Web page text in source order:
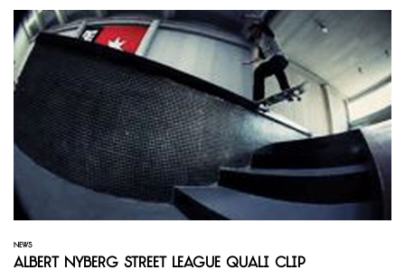
NEWS
Albert Nyberg Street League Quali Clip